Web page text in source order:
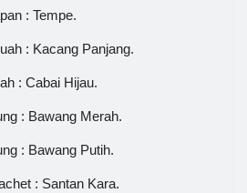
: Tempe.
: Kacang Panjang.
: Cabai Hijau.
: Bawang Merah.
: Bawang Putih.
: Santan Kara.